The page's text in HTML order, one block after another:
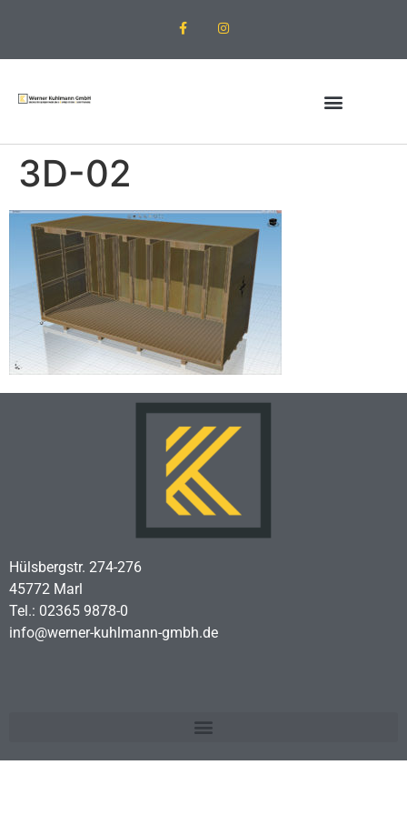
3D-02
Hülsbergstr. 274-276
45772 Marl
Tel.: 02365 9878-0
info@werner-kuhlmann-gmbh.de